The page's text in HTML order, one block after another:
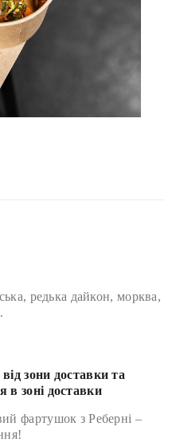
редька дайкон, морква,
зони доставки та
в зоні доставки
фартушок з Реберні –